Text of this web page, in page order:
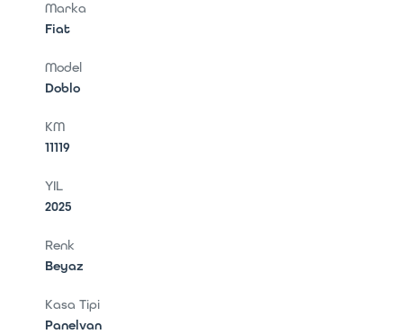
Marka
Fiat
Model
Doblo
KM
11119
YIL
2025
Renk
Beyaz
Kasa Tipi
Panelvan